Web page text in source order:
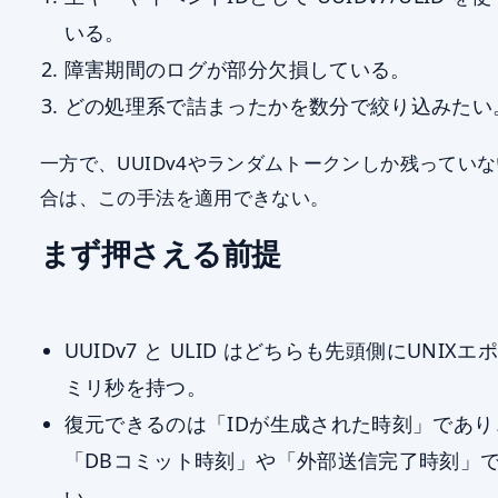
いる。
障害期間のログが部分欠損している。
どの処理系で詰まったかを数分で絞り込みたい
一方で、UUIDv4やランダムトークンしか残ってい
合は、この手法を適用できない。
まず押さえる前提
UUIDv7 と ULID はどちらも先頭側にUNIXエ
ミリ秒を持つ。
復元できるのは「IDが生成された時刻」であり
「DBコミット時刻」や「外部送信完了時刻」